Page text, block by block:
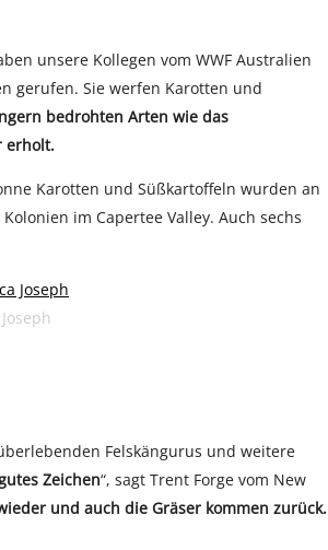
unsere Kollegen vom WWF Australien
gerufen. Sie werfen Karotten und
bedrohten Arten wie das
erholt.
Karotten und Süßkartoffeln wurden an
im Capertee Valley. Auch sechs
Felskängurus und weitere
Zeichen“, sagt Trent Forge vom New
und auch die Gräser kommen zurück.